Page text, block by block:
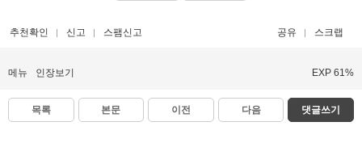
추천확인 신고 스팸신고 공유 스크랩
메뉴 인장보기 EXP 61%
목록 본문 이전 다음 댓글쓰기